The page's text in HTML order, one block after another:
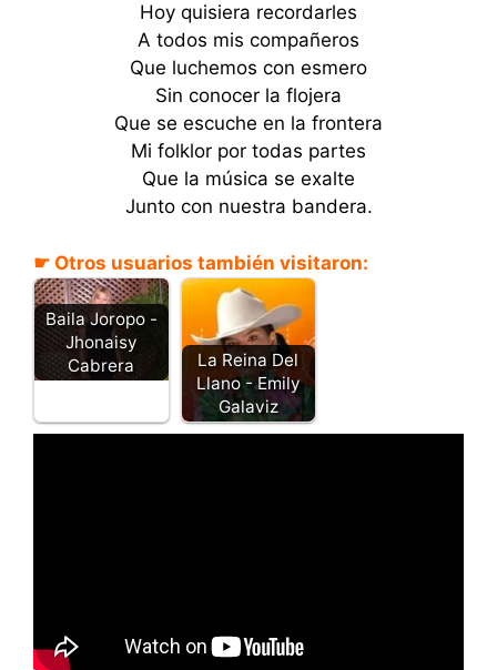
Hoy quisiera recordarles
A todos mis compañeros
Que luchemos con esmero
Sin conocer la flojera
Que se escuche en la frontera
Mi folklor por todas partes
Que la música se exalte
Junto con nuestra bandera.
☛ Otros usuarios también visitaron:
Baila Joropo -
Jhonaisy
Cabrera
La Reina Del
Llano - Emily
Galaviz